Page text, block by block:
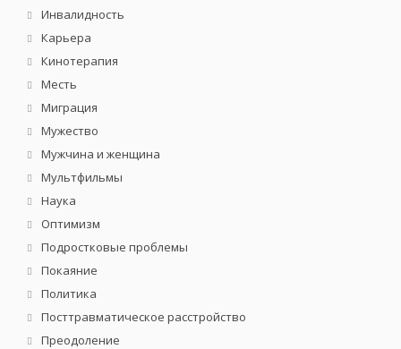
Инвалидность
Карьера
Кинотерапия
Месть
Миграция
Мужество
Мужчина и женщина
Мультфильмы
Наука
Оптимизм
Подростковые проблемы
Покаяние
Политика
Посттравматическое расстройство
Преодоление